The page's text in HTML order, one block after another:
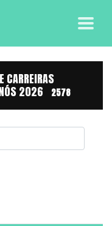
CARREIRAS
2026 2578